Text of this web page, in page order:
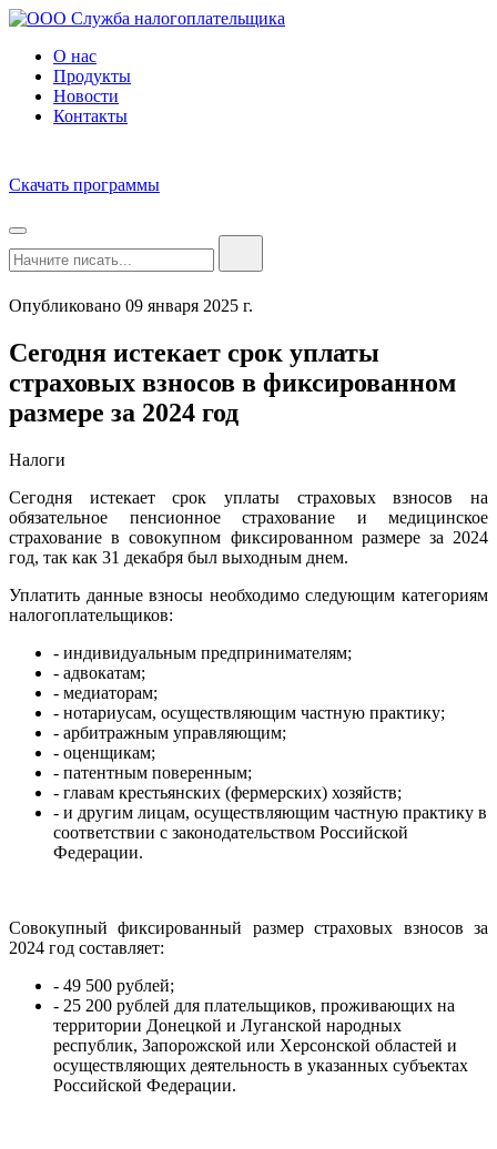
О нас
Продукты
Новости
Контакты
Скачать программы
Опубликовано 09 января 2025 г.
Сегодня истекает срок уплаты
страховых взносов в фиксированном
размере за 2024 год
Налоги
Сегодня истекает срок уплаты страховых взносов на
обязательное пенсионное страхование и медицинское
страхование в совокупном фиксированном размере за 2024
год, так как 31 декабря был выходным днем.
Уплатить данные взносы необходимо следующим категориям
налогоплательщиков:
- индивидуальным предпринимателям;
- адвокатам;
- медиаторам;
- нотариусам, осуществляющим частную практику;
- арбитражным управляющим;
- оценщикам;
- патентным поверенным;
- главам крестьянских (фермерских) хозяйств;
- и другим лицам, осуществляющим частную практику в
соответствии с законодательством Российской
Федерации.
Совокупный фиксированный размер страховых взносов за
2024 год составляет:
- 49 500 рублей;
- 25 200 рублей для плательщиков, проживающих на
территории Донецкой и Луганской народных
республик, Запорожской или Херсонской областей и
осуществляющих деятельность в указанных субъектах
Российской Федерации.